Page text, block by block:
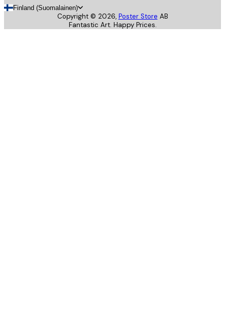
Finland (Suomalainen)
Copyright © 2026, Poster Store AB
Fantastic Art. Happy Prices.